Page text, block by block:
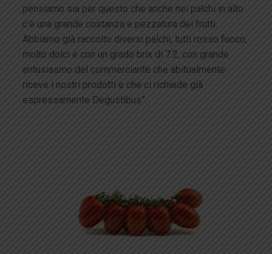
pensiamo sia per questo che anche nei palchi in alto
c’è una grande costanza e pezzatura dei frutti.
Abbiamo già raccolto diversi palchi, tutti rosso fuoco,
molto dolci e con un grado brix di 7.2, con grande
entusiasmo del commerciante che abitualmente
riceve i nostri prodotti e che ci richiede già
espressamente Degustibus”.